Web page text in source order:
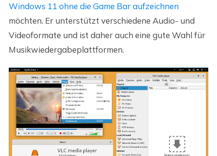
Windows 11 ohne die Game Bar aufzeichnen
möchten. Er unterstützt verschiedene Audio- und
Videoformate und ist daher auch eine gute Wahl für
Musikwiedergabeplattformen.